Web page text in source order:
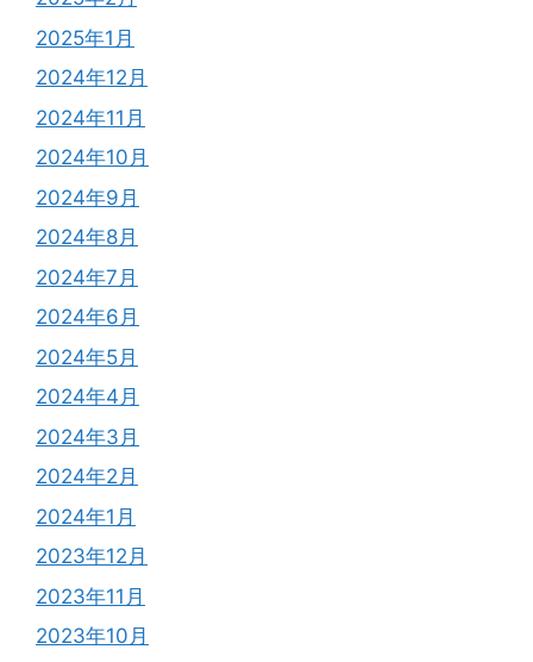
2025年1月
2024年12月
2024年11月
2024年10月
2024年9月
2024年8月
2024年7月
2024年6月
2024年5月
2024年4月
2024年3月
2024年2月
2024年1月
2023年12月
2023年11月
2023年10月